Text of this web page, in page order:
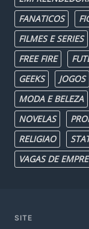
FANATICOS
FILMES E SERIES
FREE FIRE
GEEKS
JOGOS
MODA E BELEZA
NOVELAS
RELIGIAO
VAGAS DE
SITE